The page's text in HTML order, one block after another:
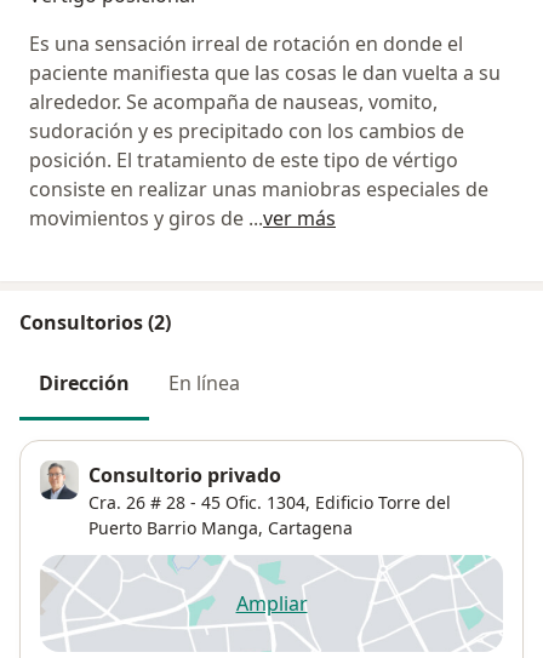
Es una sensación irreal de rotación en donde el
paciente manifiesta que las cosas le dan vuelta a su
alrededor. Se acompaña de nauseas, vomito,
sudoración y es precipitado con los cambios de
posición. El tratamiento de este tipo de vértigo
consiste en realizar unas maniobras especiales de
movimientos y giros de ...ver más
Consultorios (2)
Dirección En línea
Consultorio privado
Cra. 26 # 28 - 45 Ofic. 1304, Edificio Torre del
Puerto Barrio Manga, Cartagena
Ampliarse abre en una nueva